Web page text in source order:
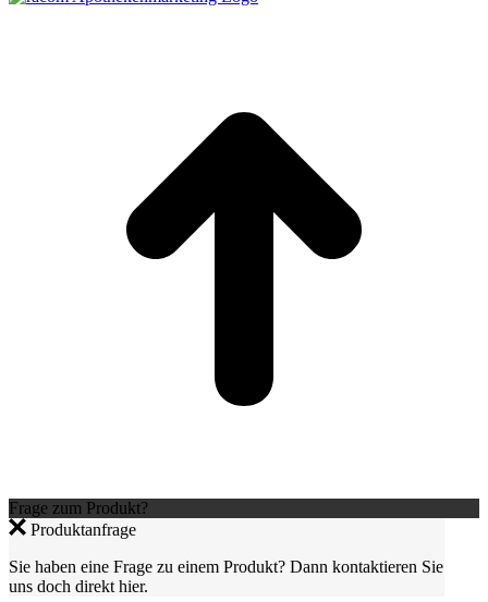
Frage zum Produkt?
Produktanfrage
Sie haben eine Frage zu einem Produkt? Dann kontaktieren Sie
uns doch direkt hier.